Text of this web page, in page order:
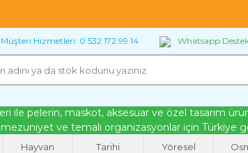
Türkiye geneli kargo ve WhatsApp
Müşteri Hizmetleri: 0 532 172 99 14 Whatsapp
ile pelerin, maskot, aksesuar ve özel tasarım
ve temalı organizasyonlar için Türkiye
Hayvan
Tarihi
Yöresel